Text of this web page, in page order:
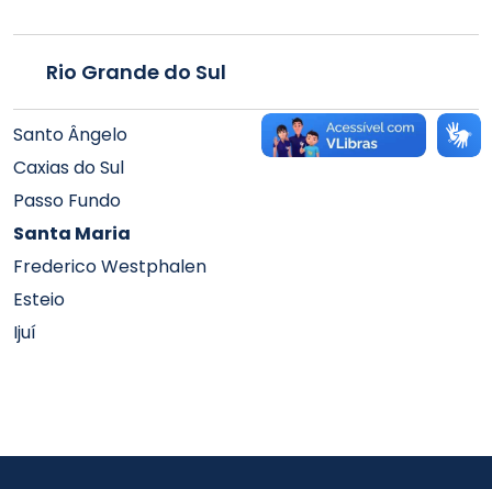
Rio Grande do Sul
Santo Ângelo
Caxias do Sul
Passo Fundo
Santa Maria
Frederico Westphalen
Esteio
Ijuí